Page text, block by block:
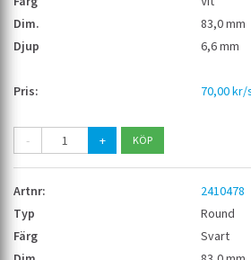
83,0 mm
6,6 mm
70,00
- +
2410478
Round
Svart